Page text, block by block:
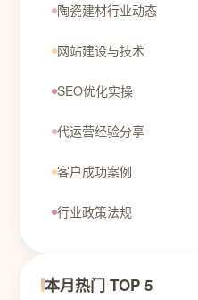
陶瓷建材行业动态
网站建设与技术
SEO优化实操
代运营经验分享
客户成功案例
行业政策法规
本月热门 TOP 5